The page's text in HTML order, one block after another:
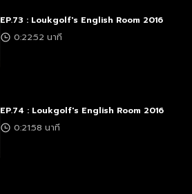
EP.73 : Loukgolf's English Room 2016
0:22:52 นาที
EP.74 : Loukgolf's English Room 2016
0:21:58 นาที